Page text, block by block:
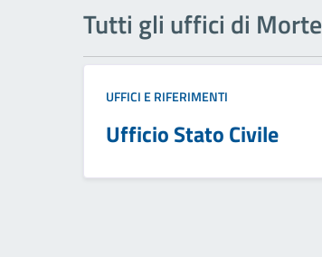
Tutti gli uffici di Morte
UFFICI E RIFERIMENTI
Ufficio Stato Civile